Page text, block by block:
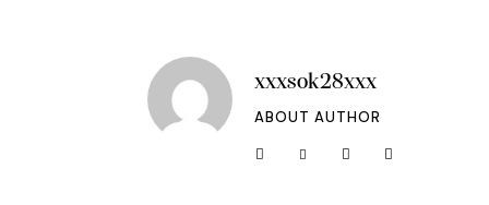
xxxsok28xxx
ABOUT AUTHOR